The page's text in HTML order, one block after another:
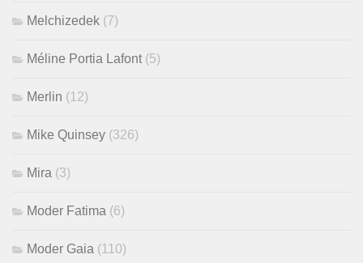
Melchizedek (7)
Méline Portia Lafont (5)
Merlin (12)
Mike Quinsey (326)
Mira (3)
Moder Fatima (6)
Moder Gaia (110)